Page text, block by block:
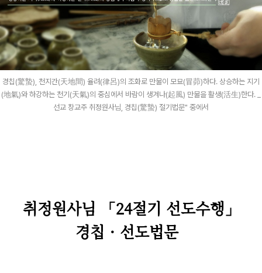
경칩(驚蟄), 천지간(天地間) 율려(律呂)의 조화로 만물이 모묘(冒茆)하다. 상승하는 지기
(地氣)와 하강하는 천기(天氣)의 중심에서 바람이 생겨나(起風) 만물을 활생(活生)한다. _
선교 창교주 취정원사님, 경칩(驚蟄) 절기법문" 중에서
취정원사님 「24절기 선도수행」
경칩 · 선도법문